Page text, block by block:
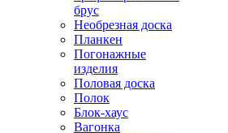
брус
Необрезная доска
Планкен
Погонажные
изделия
Половая доска
Полок
Блок-хаус
Вагонка